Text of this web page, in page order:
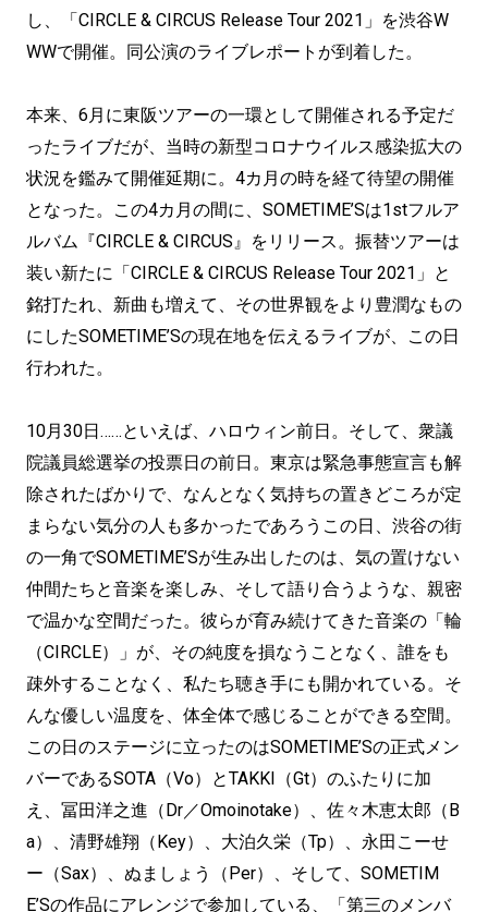
し、「CIRCLE & CIRCUS Release Tour 2021」を渋谷W
WWで開催。同公演のライブレポートが到着した。
本来、6月に東阪ツアーの一環として開催される予定だ
ったライブだが、当時の新型コロナウイルス感染拡大の
状況を鑑みて開催延期に。4カ月の時を経て待望の開催
となった。この4カ月の間に、SOMETIME’Sは1stフルア
ルバム『CIRCLE & CIRCUS』をリリース。振替ツアーは
装い新たに「CIRCLE & CIRCUS Release Tour 2021」と
銘打たれ、新曲も増えて、その世界観をより豊潤なもの
にしたSOMETIME’Sの現在地を伝えるライブが、この日
行われた。
10月30日……といえば、ハロウィン前日。そして、衆議
院議員総選挙の投票日の前日。東京は緊急事態宣言も解
除されたばかりで、なんとなく気持ちの置きどころが定
まらない気分の人も多かったであろうこの日、渋谷の街
の一角でSOMETIME’Sが生み出したのは、気の置けない
仲間たちと音楽を楽しみ、そして語り合うような、親密
で温かな空間だった。彼らが育み続けてきた音楽の「輪
（CIRCLE）」が、その純度を損なうことなく、誰をも
疎外することなく、私たち聴き手にも開かれている。そ
んな優しい温度を、体全体で感じることができる空間。
この日のステージに立ったのはSOMETIME’Sの正式メン
バーであるSOTA（Vo）とTAKKI（Gt）のふたりに加
え、冨田洋之進（Dr／Omoinotake）、佐々木恵太郎（B
a）、清野雄翔（Key）、大泊久栄（Tp）、永田こーせ
ー（Sax）、ぬましょう（Per）、そして、SOMETIM
E’Sの作品にアレンジで参加している、「第三のメンバ